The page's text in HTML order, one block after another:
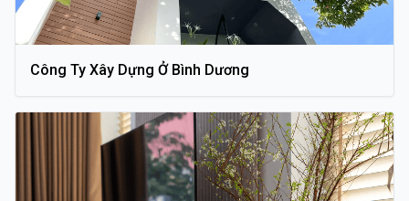
Công Ty Xây Dựng Ở Bình Dương